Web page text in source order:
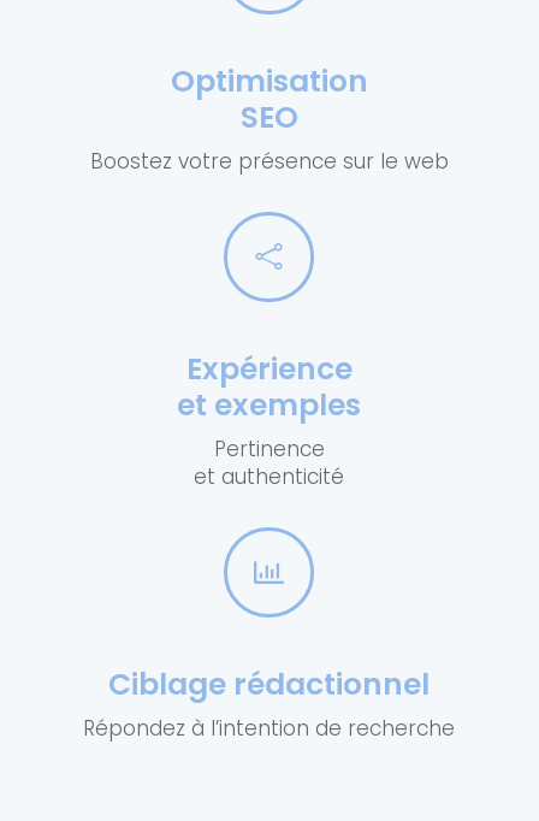
Optimisation
SEO
Boostez votre présence sur le web

Expérience
et exemples
Pertinence
et authenticité

Ciblage rédactionnel
Répondez à l’intention de recherche